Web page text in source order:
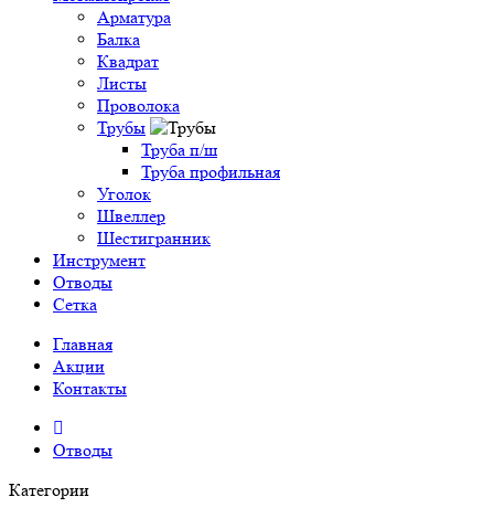
Арматура
Балка
Квадрат
Листы
Проволока
Трубы
Труба п/ш
Труба профильная
Уголок
Швеллер
Шестигранник
Инструмент
Отводы
Сетка
Главная
Акции
Контакты
Отводы
Категории